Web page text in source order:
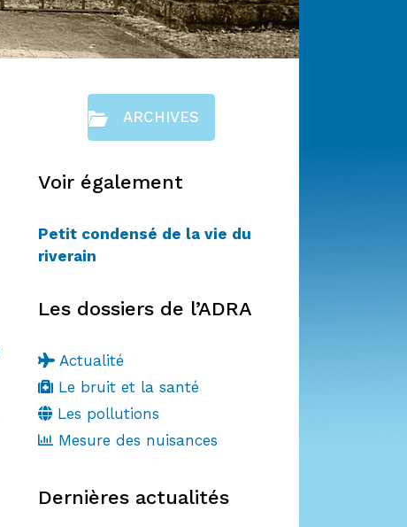
ARCHIVES
Voir également
Petit condensé de la vie du
riverain
Les dossiers de l’ADRA
Actualité
Le bruit et la santé
Les pollutions
Mesure des nuisances
Dernières actualités